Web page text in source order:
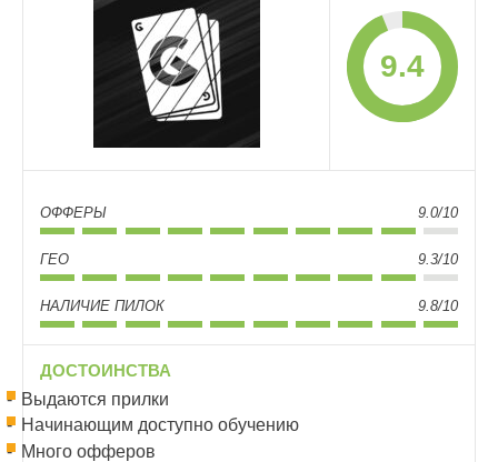
9.4
ОФФЕРЫ 9.0/10
ГЕО 9.3/10
НАЛИЧИЕ ПИЛОК 9.8/10
ДОСТОИНСТВА
Выдаются прилки
Начинающим доступно обучению
Много офферов